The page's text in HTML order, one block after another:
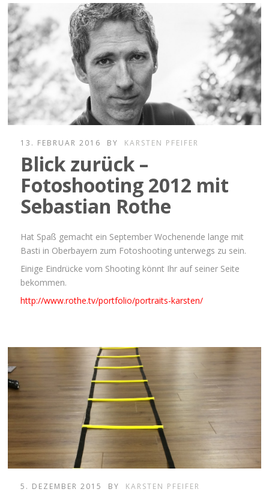
13. FEBRUAR 2016 BY KARSTEN PFEIFER
Blick zurück –
Fotoshooting 2012 mit
Sebastian Rothe
Hat Spaß gemacht ein September Wochenende lange mit
Basti in Oberbayern zum Fotoshooting unterwegs zu sein.
Einige Eindrücke vom Shooting könnt Ihr auf seiner Seite
bekommen.
http://www.rothe.tv/portfolio/portraits-karsten/
5. DEZEMBER 2015 BY KARSTEN PFEIFER